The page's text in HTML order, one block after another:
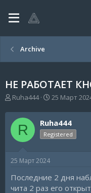
Archive
НЕ РАБОТАЕТ
А
т
о
р
т
м
Ruha444
Д
т
а
н
а
25 Март
R Ruha444
Registered
25 Март 2024
Последние 2 дня
чита 2 раз его